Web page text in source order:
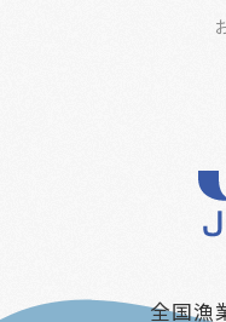
全国漁